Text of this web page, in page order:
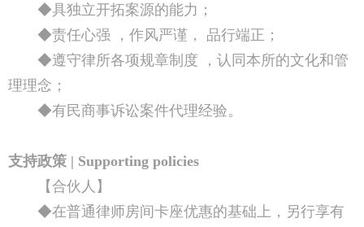
◆具独立开拓案源的能力；
◆责任心强 ，作风严谨， 品行端正；
◆遵守律所各项规章制度 ，认同本所的文化和管
理理念；
◆有民商事诉讼案件代理经验。
支持政策 | Supporting policies
【合伙人】
◆在普通律师房间卡座优惠的基础上，另行享有